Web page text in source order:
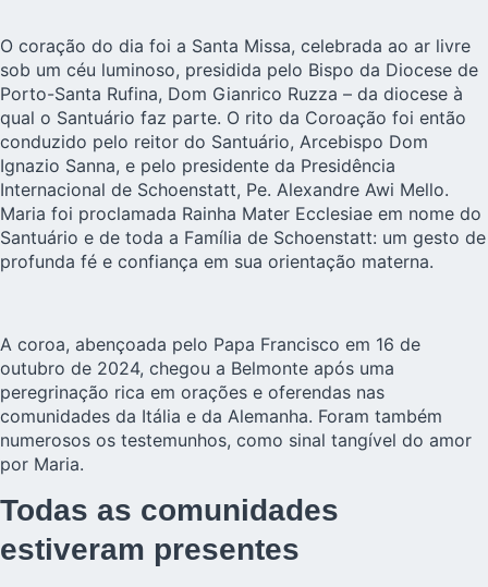
O coração do dia foi a Santa Missa, celebrada ao ar livre
sob um céu luminoso, presidida pelo Bispo da Diocese de
Porto-Santa Rufina, Dom Gianrico Ruzza – da diocese à
qual o Santuário faz parte. O rito da Coroação foi então
conduzido pelo reitor do Santuário, Arcebispo Dom
Ignazio Sanna, e pelo presidente da Presidência
Internacional de Schoenstatt, Pe. Alexandre Awi Mello.
Maria foi proclamada Rainha Mater Ecclesiae em nome do
Santuário e de toda a Família de Schoenstatt: um gesto de
profunda fé e confiança em sua orientação materna.
A coroa, abençoada pelo Papa Francisco em 16 de
outubro de 2024, chegou a Belmonte após uma
peregrinação rica em orações e oferendas nas
comunidades da Itália e da Alemanha. Foram também
numerosos os testemunhos, como sinal tangível do amor
por Maria.
Todas as comunidades
estiveram presentes